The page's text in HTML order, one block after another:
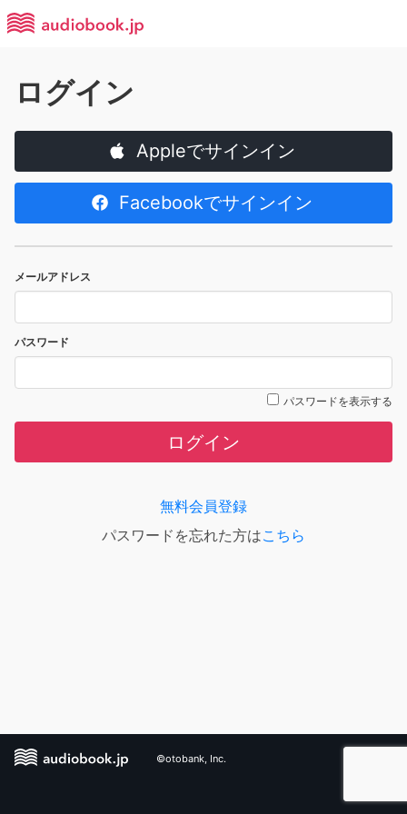
ログイン
Appleでサインイン
Facebookでサインイン
メールアドレス
パスワード
パスワードを表示する
ログイン
無料会員登録
パスワードを忘れた方はこちら
©otobank, Inc.